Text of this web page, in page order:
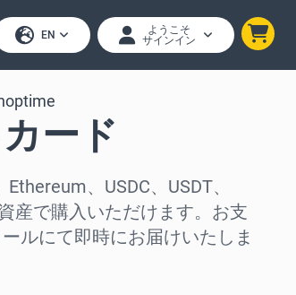
EN
ようこそ
サインイン
ード
、USDC、USDT、
産で購入いただけます。お支
ルにて即時にお届けいたしま